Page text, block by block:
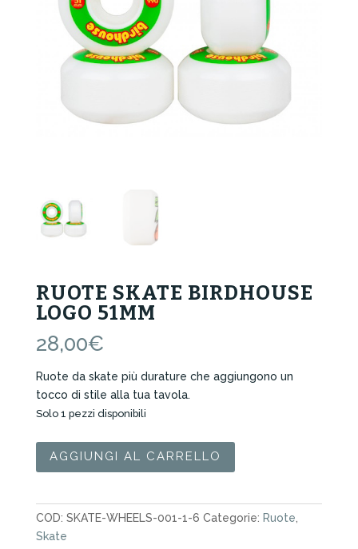
RUOTE SKATE BIRDHOUSE
LOGO 51MM
28,00€
Ruote da skate più durature che aggiungono un
tocco di stile alla tua tavola.
Solo 1 pezzi disponibili
Ruote
Skate
Logo
51mm
quantità
AGGIUNGI AL CARRELLO
COD: SKATE-WHEELS-001-1-6 Categorie: Ruote
Skate